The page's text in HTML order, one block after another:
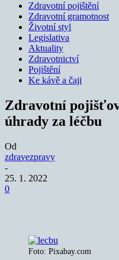
Zdravotní pojištění
Zdravotní gramotnost
Životní styl
Legislativa
Aktuality
Zdravotnictví
Pojištění
Ke kávě a čaji
Zdravotní
úhrady za léčbu
Od
zdravezpravy
-
25. 1. 2022
0
Foto: Pixabay.com